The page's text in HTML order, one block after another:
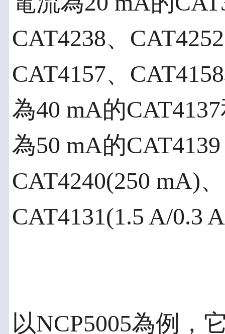
CAT4238、
CAT4157、
為40 mA的
為50 mA的
CAT4240(250 mA)
CAT4131(1.5 A/0.3
以NCP5005為例，